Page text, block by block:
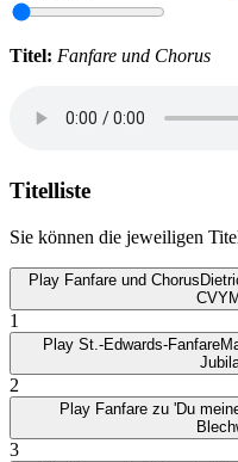
Titel: Fanfare und Chorus
Titelliste
Sie können die jeweiligen
Play Fanfare und Chorus
1
Play St.-Edwards-Fanfare
2
Play Fanfare zu 'Du
3